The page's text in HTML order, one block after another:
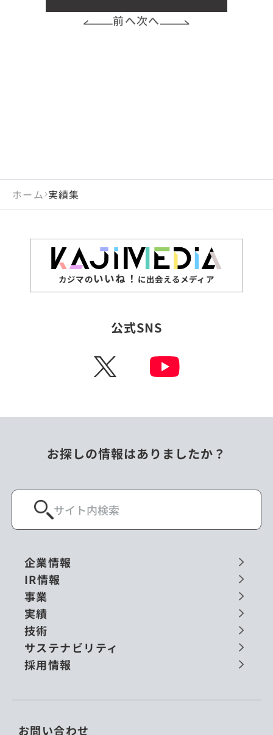
前へ次へ
ホーム 実績集
カジマのいいね！ に出会えるメディア
公式SNS
X
お探しの情報はありましたか？
企業情報
IR情報
事業
実績
技術
サステナビリティ
採用情報
お問い合わせ